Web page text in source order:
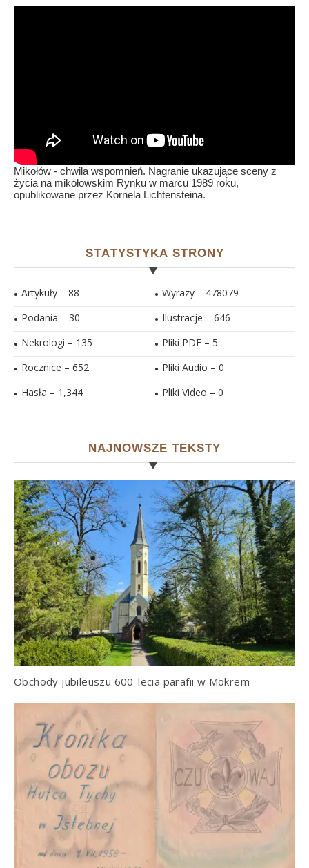
Mikołów - chwila wspomnień. Nagranie ukazujące sceny z
życia na mikołowskim Rynku w marcu 1989 roku,
opublikowane przez Kornela Lichtensteina.
STATYSTYKA STRONY
Artykuły – 88
Podania – 30
Nekrologi – 135
Rocznice – 652
Hasła – 1,344
Wyrazy – 478079
Ilustracje – 646
Pliki PDF – 5
Pliki Audio – 0
Pliki Video – 0
NAJNOWSZE TEKSTY
Obchody jubileuszu 600-lecia parafii w Mokrem